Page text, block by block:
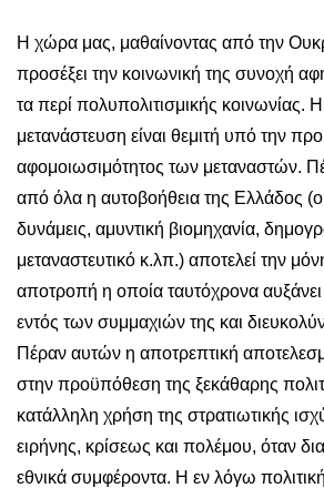
Η χώρα μας, μαθαίνοντας από την
προσέξει την κοινωνική της συνοχή
τα περί πολυπολιτισμικής κοινωνίας.
μετανάστευση είναι θεμιτή υπό την
αφομοιωσιμότητος των μεταναστών.
από όλα η αυτοβοήθεια της Ελλάδος
δυνάμεις, αμυντική βιομηχανία,
μεταναστευτικό κ.λπ.) αποτελεί την
αποτροπή η οποία ταυτόχρονα αυξάνει
εντός των συμμαχιών της και
Πέραν αυτών η αποτρεπτική
στην προϋπόθεση της ξεκάθαρης
κατάλληλη χρήση της στρατιωτικής
ειρήνης, κρίσεως και πολέμου, όταν
εθνικά συμφέροντα. Η εν λόγω